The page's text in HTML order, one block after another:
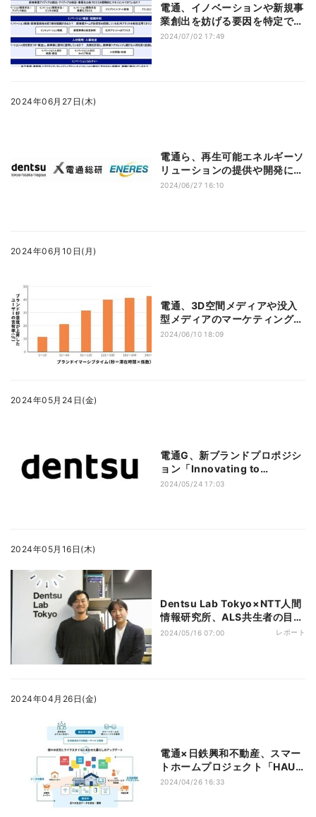
電通、イノベーションや新規事
業創出を妨げる要因を特定でき
る成熟度診断を提供
2024/07/02 17:49
2024年06月27日(木)
電通ら、再生可能エネルギーソ
リューションの提供や開発に関
する協業の覚書を締結
2024/06/27 16:10
2024年06月10日(月)
電通、3D空間メディアや没入
型メディアのマーケティング効
果を測る指標を提唱
2024/06/10 18:09
2024年05月24日(金)
電通G、新ブランドプロポジシ
ョン「Innovating to
Impact」を発表
2024/05/24 17:03
2024年05月16日(木)
Dentsu Lab Tokyo×NTT人間
情報研究所、ALS共生者の目線
と筋電によるDJパフォーマン
2024/05/16 07:00 レポート
2024年04月26日(金)
電通×日鉄興和不動産、スマー
トホームプロジェクト「HAUS
UPDATA」を始動
2024/04/26 16:33